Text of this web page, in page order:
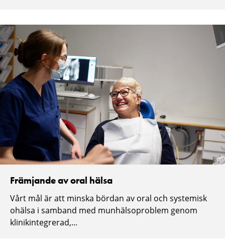
Främjande av oral hälsa
Vårt mål är att minska bördan av oral och systemisk
ohälsa i samband med munhälsoproblem genom
klinikintegrerad,...